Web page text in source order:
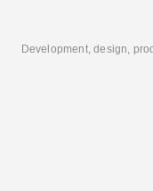
Development, design,